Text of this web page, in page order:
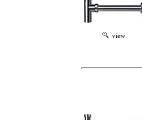
view